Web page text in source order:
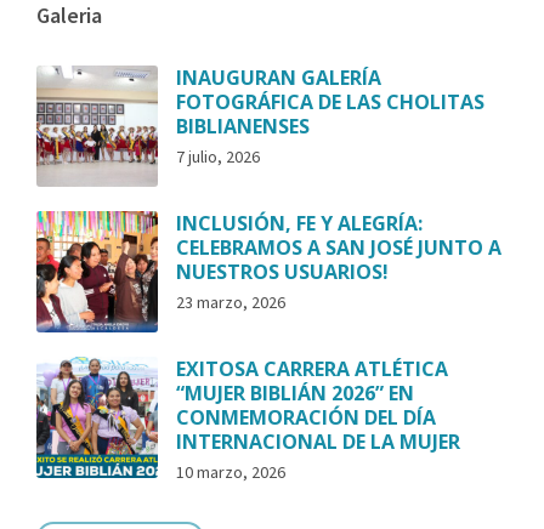
Galeria
INAUGURAN GALERÍA
FOTOGRÁFICA DE LAS CHOLITAS
BIBLIANENSES
7 julio, 2026
INCLUSIÓN, FE Y ALEGRÍA:
CELEBRAMOS A SAN JOSÉ JUNTO A
NUESTROS USUARIOS!
23 marzo, 2026
EXITOSA CARRERA ATLÉTICA
“MUJER BIBLIÁN 2026” EN
CONMEMORACIÓN DEL DÍA
INTERNACIONAL DE LA MUJER
10 marzo, 2026